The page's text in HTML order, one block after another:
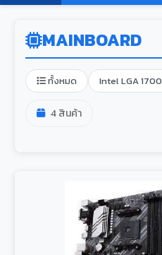
MAINBOARD
ทั้งหมด Intel LGA 1700
4 สินค้า